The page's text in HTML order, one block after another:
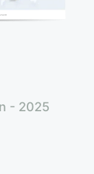
- 2025